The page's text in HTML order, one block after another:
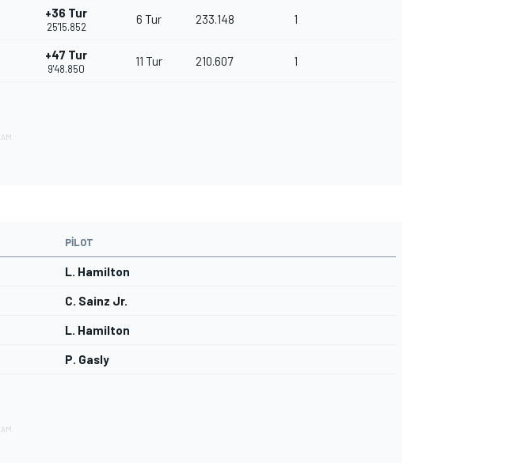
+36 Tur
25'15.852
6 Tur 233.148 1
+47 Tur
9'48.850
11 Tur 210.607 1
PILOT
L. Hamilton
C. Sainz Jr.
L. Hamilton
P. Gasly